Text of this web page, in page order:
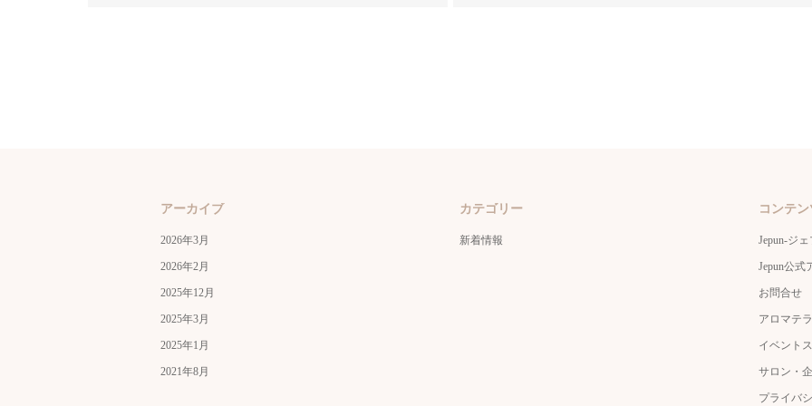
アーカイブ
2026年3月
2026年2月
2025年12月
2025年3月
2025年1月
2021年8月
カテゴリー
新着情報
コンテン
Jepun-ジ
Jepun公式
お問合せ
アロマテ
イベント
サロン・
プライバ